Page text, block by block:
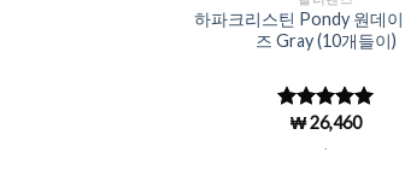
하파크리스틴 Pondy 원데
즈 Gray (10개들이)
5 중에서
로 평
₩26,460